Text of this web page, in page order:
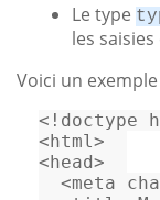
Le type
les
Voici un
<!doctype
<html>
<head>
<meta